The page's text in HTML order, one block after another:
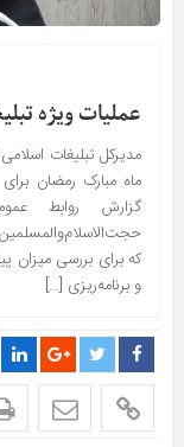
عملیات ویژه
مدیرکل تبلیغات
ماه مبارک رمضان
گزارش روابط
که برای بررسی میزان
و برنامه‌ریزی […]